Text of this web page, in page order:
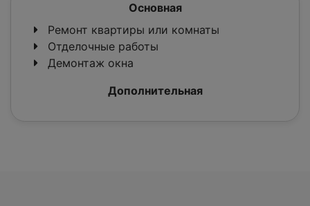
Основная
Ремонт квартиры или комнаты
Отделочные работы
Демонтаж окна
Дополнительная